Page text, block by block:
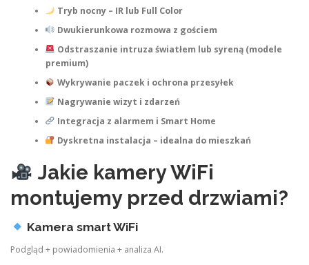
Tryb nocny – IR lub Full Color
Dwukierunkowa rozmowa z gościem
Odstraszanie intruza światłem lub syreną (modele
premium)
Wykrywanie paczek i ochrona przesyłek
Nagrywanie wizyt i zdarzeń
Integracja z alarmem i Smart Home
Dyskretna instalacja – idealna do mieszkań
Jakie kamery WiFi
montujemy przed drzwiami?
Kamera smart WiFi
Podgląd + powiadomienia + analiza AI.